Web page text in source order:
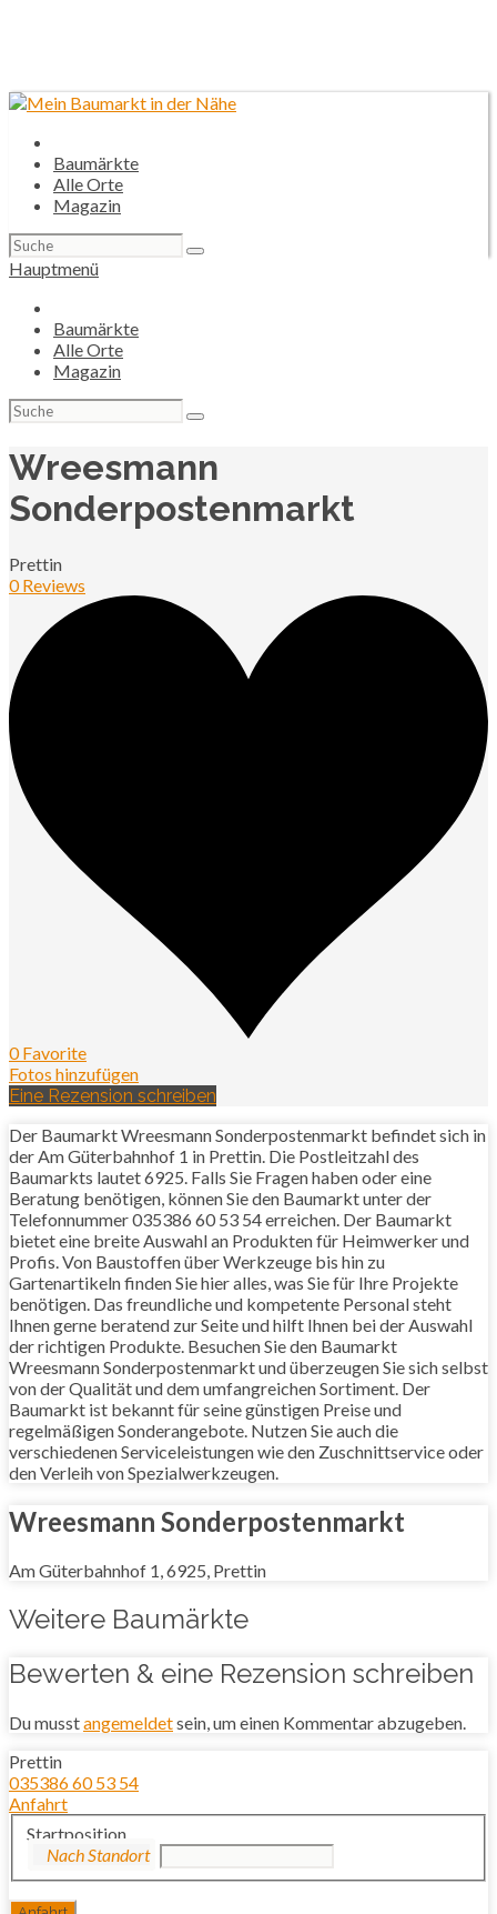
Baumärkte
Alle Orte
Magazin
Suchen
nach:
Hauptmenü
Baumärkte
Alle Orte
Magazin
Suchen
nach:
Wreesmann
Sonderpostenmarkt
Prettin
0 Reviews
0 Favorite
Fotos hinzufügen
Eine Rezension schreiben
Der Baumarkt Wreesmann Sonderpostenmarkt befindet sich in
der Am Güterbahnhof 1 in Prettin. Die Postleitzahl des
Baumarkts lautet 6925. Falls Sie Fragen haben oder eine
Beratung benötigen, können Sie den Baumarkt unter der
Telefonnummer 035386 60 53 54 erreichen. Der Baumarkt
bietet eine breite Auswahl an Produkten für Heimwerker und
Profis. Von Baustoffen über Werkzeuge bis hin zu
Gartenartikeln finden Sie hier alles, was Sie für Ihre Projekte
benötigen. Das freundliche und kompetente Personal steht
Ihnen gerne beratend zur Seite und hilft Ihnen bei der Auswahl
der richtigen Produkte. Besuchen Sie den Baumarkt
Wreesmann Sonderpostenmarkt und überzeugen Sie sich selbst
von der Qualität und dem umfangreichen Sortiment. Der
Baumarkt ist bekannt für seine günstigen Preise und
regelmäßigen Sonderangebote. Nutzen Sie auch die
verschiedenen Serviceleistungen wie den Zuschnittservice oder
den Verleih von Spezialwerkzeugen.
Wreesmann Sonderpostenmarkt
Am Güterbahnhof 1, 6925, Prettin
Weitere Baumärkte
Bewerten & eine Rezension schreiben
Du musstangemeldetsein, um einen Kommentar abzugeben.
Prettin
035386 60 53 54
Anfahrt
Startposition